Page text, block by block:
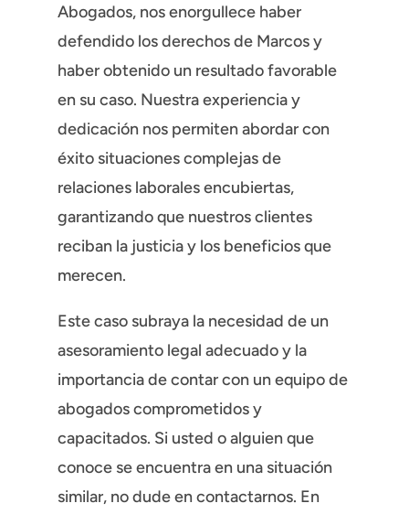
Abogados, nos enorgullece haber
defendido los derechos de Marcos y
haber obtenido un resultado favorable
en su caso. Nuestra experiencia y
dedicación nos permiten abordar con
éxito situaciones complejas de
relaciones laborales encubiertas,
garantizando que nuestros clientes
reciban la justicia y los beneficios que
merecen.
Este caso subraya la necesidad de un
asesoramiento legal adecuado y la
importancia de contar con un equipo de
abogados comprometidos y
capacitados. Si usted o alguien que
conoce se encuentra en una situación
similar, no dude en contactarnos. En